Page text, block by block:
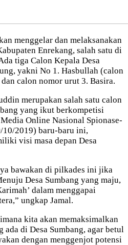
menggelar dan melaksanakan
Enrekang, salah satu di
tiga Calon Kepala Desa
yakni No 1. Hasbullah (calon
calon nomor urut 3. Basira.
merupakan salah satu calon
yang ikut berkompetisi
Online Nasional Spionase-
10/2019) baru-baru ini,
visi masa depan Desa
bawakan di pilkades ini jika
Desa Sumbang yang maju,
dalam menggapai
ungkap Jamal.
kita akan memaksimalkan
ada di Desa Sumbang, agar betul
dengan menggenjot potensi